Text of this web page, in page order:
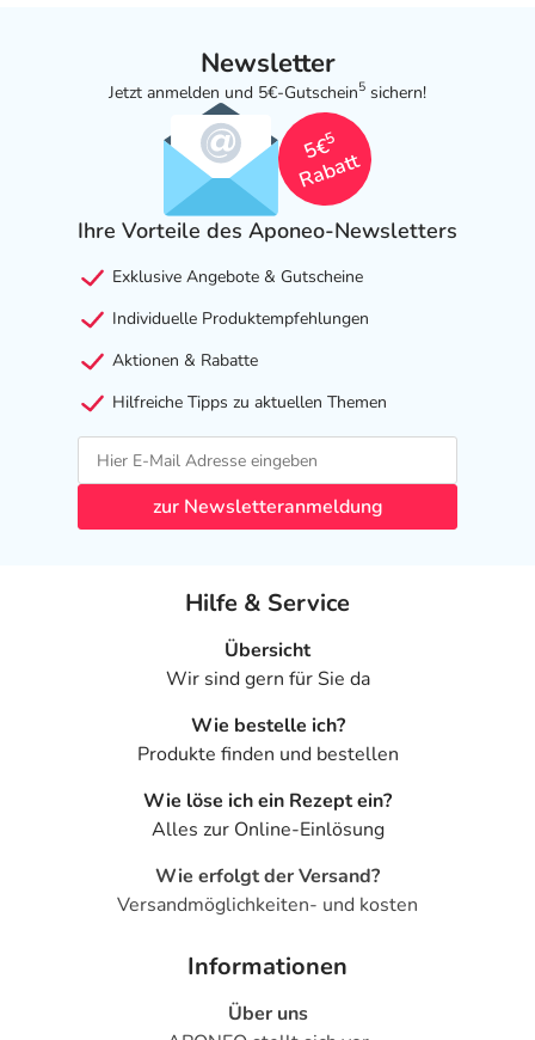
Newsletter
Jetzt anmelden und 5€-Gutschein5 sichern!
5€
5
Rabatt
Ihre Vorteile des Aponeo-Newsletters
Exklusive Angebote & Gutscheine
Individuelle Produktempfehlungen
Aktionen & Rabatte
Hilfreiche Tipps zu aktuellen Themen
zur Newsletteranmeldung
Hilfe & Service
Übersicht
Wir sind gern für Sie da
Wie bestelle ich?
Produkte finden und bestellen
Wie löse ich ein Rezept ein?
Alles zur Online-Einlösung
Wie erfolgt der Versand?
Versandmöglichkeiten- und kosten
Informationen
Über uns